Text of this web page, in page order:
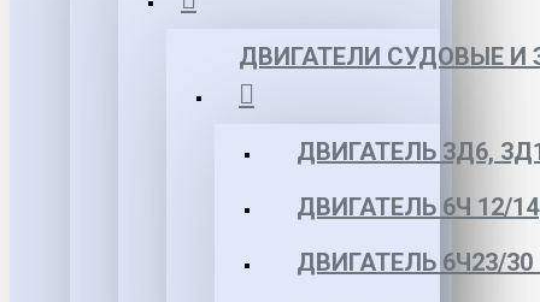
ДВИГАТЕЛИ СУДОВЫЕ И
ДВИГАТЕЛЬ 3Д6,
ДВИГАТЕЛЬ 6Ч 12/14
ДВИГАТЕЛЬ 6Ч23/30